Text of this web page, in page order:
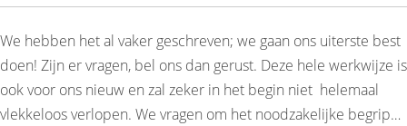
We hebben het al vaker geschreven; we gaan ons uiterste best
doen! Zijn er vragen, bel ons dan gerust. Deze hele werkwijze is
ook voor ons nieuw en zal zeker in het begin niet helemaal
vlekkeloos verlopen. We vragen om het noodzakelijke begrip…